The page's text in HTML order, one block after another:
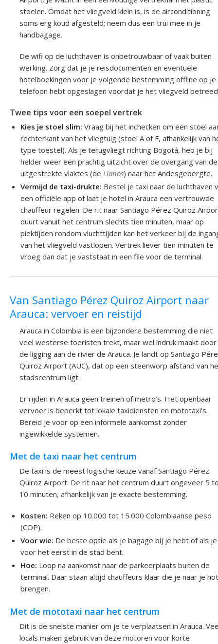
stoelen. Omdat het vliegveld klein is, is de airconditioning
soms erg koud afgesteld; neem dus een trui mee in je
handbagage.
De wifi op de luchthaven is onbetrouwbaar of vaak buiten
werking. Zorg dat je je reisdocumenten en eventuele
hotelboekingen voor je volgende bestemming offline op je
telefoon hebt opgeslagen voordat je het vliegveld
Twee tips voor een soepel vertrek
Kies je stoel slim: Vraag bij het inchecken om een stoel
rechterkant van het vliegtuig (stoel A of F, afhankelijk van
type toestel). Als je terugvliegt richting Bogotá, heb je bij
helder weer een prachtig uitzicht over de overgang van de
uitgestrekte vlaktes (deLlanos) naar het Andesgebergte.
Vermijd de taxi-drukte: Bestel je taxi naar de luchthaven
een officiële app of laat je hotel in Arauca een vertrouwde
chauffeur regelen. De rit naar Santiago Pérez Quiroz
duurt vanuit het centrum slechts tien minuten, maar op
piektijden rondom vluchttijden kan het verkeer bij de
van het vliegveld vastlopen. Vertrek liever tien minuten te
vroeg dan dat je vaststaat in een file voor de terminal.
Van Santiago Pérez Quiroz Airport naar
Arauca: vervoer en reistijd
Arauca in Colombia is een bijzondere bestemming die niet
veel westerse toeristen trekt, maar wel indruk maakt door
de ligging aan de rivier de Arauca. Je landt op Santiago
Quiroz Airport (AUC), dat op een steenworp afstand van
stadscentrum ligt.
Er rijden in Arauca geen treinen of metro’s. Het openbaar
vervoer is beperkt tot lokale taxidiensten en mototaxi’s.
Bereid je voor op een informele aankomst zonder
ingewikkelde systemen.
Met de taxi naar het centrum
De taxi is de meest logische keuze vanaf Santiago Pérez
Quiroz Airport. De rit naar het centrum duurt ongeveer 5
10 minuten, afhankelijk van je exacte bestemming.
Kosten: Reken op 10.000 tot 15.000 Colombiaanse peso
(COP).
Voor wie: De beste optie als je bagage bij je hebt of als je
voor het eerst in de stad bent.
Hoe: Loop na aankomst naar de parkeerplaats buiten de
terminal. Daar staan altijd chauffeurs klaar die je naar je
brengen.
Met de mototaxi naar het centrum
Dit is de snelste manier om je te verplaatsen in Arauca.
locals maken gebruik van deze motoren voor korte